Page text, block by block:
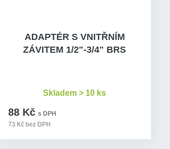
ADAPTÉR S VNITŘNÍM
ZÁVITEM 1/2"-3/4" BRS
88 Kč s DPH
73 Kč bez DPH
Skladem > 10 ks